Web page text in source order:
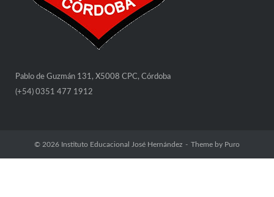
Pablo de Guzmán 131, X5008 CPC, Córdoba
(+54) 0351 477 1912
© 2026 Instituto Educacional José Hernández Theme by Puro